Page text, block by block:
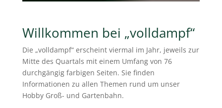
Willkommen bei „volldampf“
Die „volldampf“ erscheint viermal im Jahr, jeweils zur
Mitte des Quartals mit einem Umfang von 76
durchgängig farbigen Seiten. Sie finden
Informationen zu allen Themen rund um unser
Hobby Groß- und Gartenbahn.